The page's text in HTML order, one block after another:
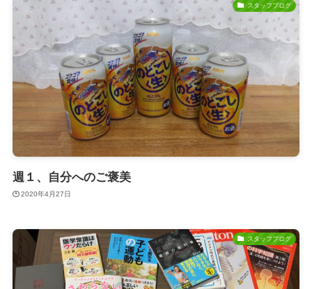
スタッフブログ
週１、自分へのご褒美
2020年4月27日
スタッフブログ